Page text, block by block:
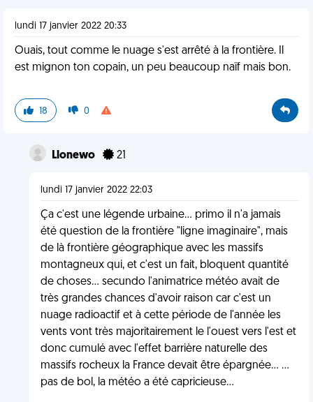
lundi 17 janvier 2022 20:33
Ouais, tout comme le nuage s'est arrêté à la frontière. Il
est mignon ton copain, un peu beaucoup naïf mais bon.
18 0
Llonewo 21
lundi 17 janvier 2022 22:03
Ça c'est une légende urbaine... primo il n'a jamais
été question de la frontière "ligne imaginaire", mais
de là frontière géographique avec les massifs
montagneux qui, et c'est un fait, bloquent quantité
de choses... secundo l'animatrice météo avait de
très grandes chances d'avoir raison car c'est un
nuage radioactif et à cette période de l'année les
vents vont très majoritairement le l'ouest vers l'est et
donc cumulé avec l'effet barrière naturelle des
massifs rocheux la France devait être épargnée... ...
pas de bol, la météo a été capricieuse...